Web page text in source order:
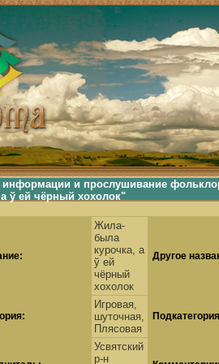
послушать скачать каталог фольклора Скачать Поиск музыки, поиск фольклора, искать песни, как пели
и прослушивание
ў ей чёрный хохолок"
Жила-
была
курочка, а
ў ей
чёрный
хохолок
Другое
Игровая,
шуточная,
Плясовая
Усвятский
р-н